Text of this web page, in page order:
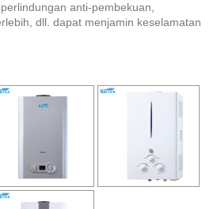
anti-pembekuan,
dll. dapat menjamin keselamatan